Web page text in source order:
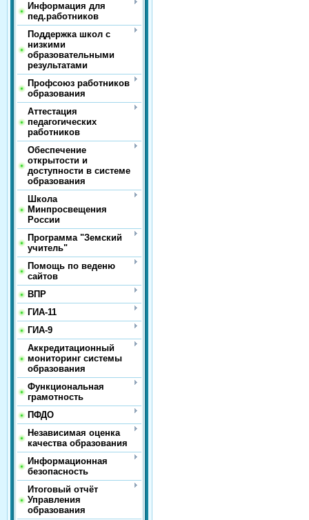
Информация для
пед.работников
Поддержка школ с
низкими
образовательными
результатами
Профсоюз работников
образования
Аттестация
педагогических
работников
Обеспечение
открытости и
доступности в системе
образования
Школа
Минпросвещения
России
Программа "Земский
учитель"
Помощь по веденю
сайтов
ВПР
ГИА-11
ГИА-9
Аккредитационный
мониторинг системы
образования
Функциональная
грамотность
ПФДО
Независимая оценка
качества образования
Информационная
безопасность
Итоговый отчёт
Управления
образования